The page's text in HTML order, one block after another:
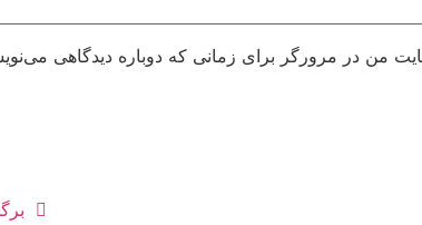
من در مرورگر برای زمانی که دوباره دیدگاهی